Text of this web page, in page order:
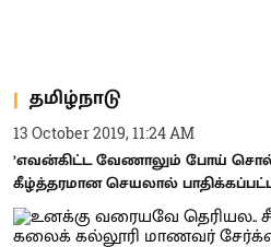
தமிழ்நாடு
13 October 2019, 11:24 AM
’எவன்கிட்ட வேணாலும் போய்
கீழ்த்தரமான செயலால்